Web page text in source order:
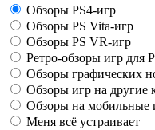
Обзоры PS4-игр
Обзоры PS Vita-игр
Обзоры PS VR-игр
Ретро-обзоры игр для
Обзоры графических
Обзоры игр на другие
Обзоры на мобильные
Меня всё устраивает